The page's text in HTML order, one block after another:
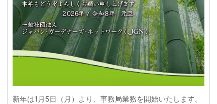
新年は1月5日（月）より、事務局業務を開始いたします。